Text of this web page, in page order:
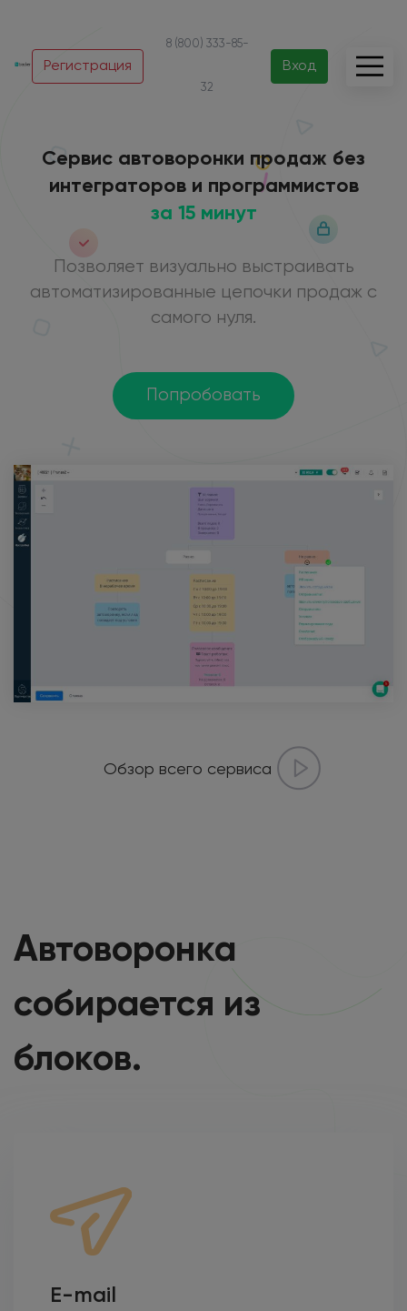
Регистрация
8 (800) 333-85-
32
Вход
Сервис автоворонки продаж без
интеграторов и программистов
за 15 минут
Позволяет визуально выстраивать
автоматизированные цепочки продаж с
самого нуля.
Попробовать
Обзор всего сервиса
Автоворонка
собирается из
блоков.
E-mail